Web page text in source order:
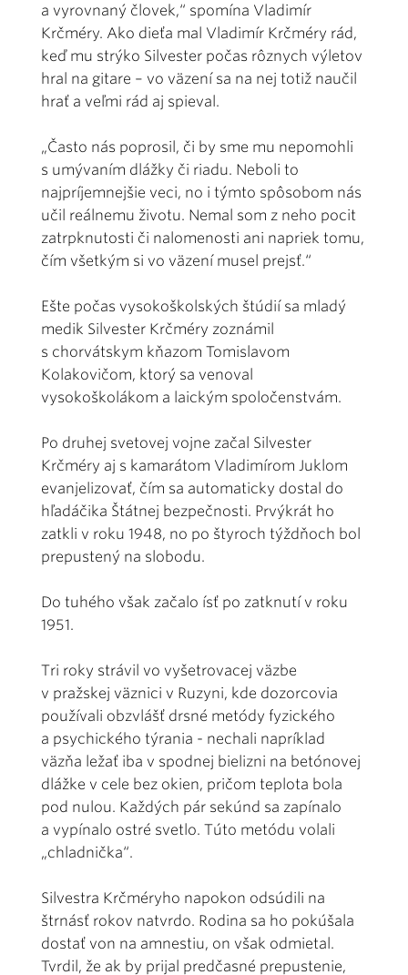
a vyrovnaný človek,“ spomína Vladimír
Krčméry. Ako dieťa mal Vladimír Krčméry rád,
keď mu strýko Silvester počas rôznych výletov
hral na gitare – vo väzení sa na nej totiž naučil
hrať a veľmi rád aj spieval.
„Často nás poprosil, či by sme mu nepomohli
s umývaním dlážky či riadu. Neboli to
najpríjemnejšie veci, no i týmto spôsobom nás
učil reálnemu životu. Nemal som z neho pocit
zatrpknutosti či nalomenosti ani napriek tomu,
čím všetkým si vo väzení musel prejsť.“
Ešte počas vysokoškolských štúdií sa mladý
medik Silvester Krčméry zoznámil
s chorvátskym kňazom Tomislavom
Kolakovičom, ktorý sa venoval
vysokoškolákom a laickým spoločenstvám.
Po druhej svetovej vojne začal Silvester
Krčméry aj s kamarátom Vladimírom Juklom
evanjelizovať, čím sa automaticky dostal do
hľadáčika Štátnej bezpečnosti. Prvýkrát ho
zatkli v roku 1948, no po štyroch týždňoch bol
prepustený na slobodu.
Do tuhého však začalo ísť po zatknutí v roku
1951.
Tri roky strávil vo vyšetrovacej väzbe
v pražskej väznici v Ruzyni, kde dozorcovia
používali obzvlášť drsné metódy fyzického
a psychického týrania - nechali napríklad
väzňa ležať iba v spodnej bielizni na betónovej
dlážke v cele bez okien, pričom teplota bola
pod nulou. Každých pár sekúnd sa zapínalo
a vypínalo ostré svetlo. Túto metódu volali
„chladnička“.
Silvestra Krčméryho napokon odsúdili na
štrnásť rokov natvrdo. Rodina sa ho pokúšala
dostať von na amnestiu, on však odmietal.
Tvrdil, že ak by prijal predčasné prepustenie,